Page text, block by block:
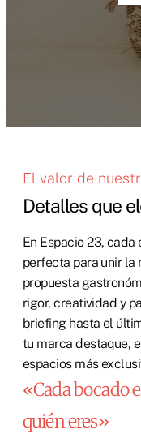
El valor de
Detalles que
En Espacio 23,
perfecta para unir la
propuesta
rigor, creatividad y
briefing hasta el
tu marca destaque,
espacios más
«Cada bocado
quién eres»